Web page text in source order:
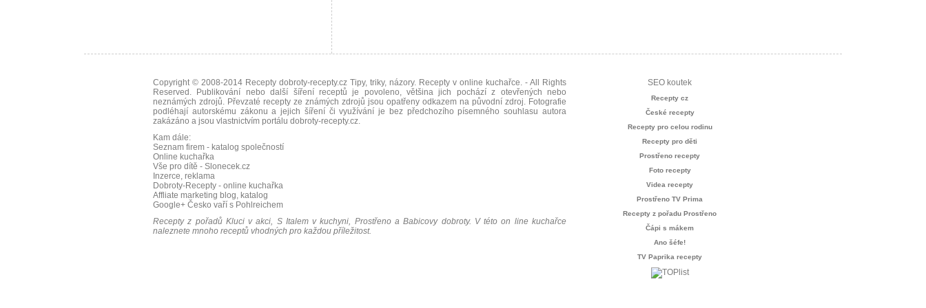
Copyright © 2008-2014 Recepty dobroty-recepty.cz Tipy, triky, názory. Recepty v online kuchařce. - All Rights
Reserved. Publikování nebo další šíření receptů je povoleno, většina jich pochází z otevřených nebo
neznámých zdrojů. Převzaté recepty ze známých zdrojů jsou opatřeny odkazem na původní zdroj. Fotografie
podléhají autorskému zákonu a jejich šíření či využívání je bez předchozího písemného souhlasu autora
zakázáno a jsou vlastnictvím portálu dobroty-recepty.cz.
Kam dále:
Seznam firem - katalog společností
Online kuchařka
Vše pro dítě - Slonecek.cz
Inzerce, reklama
Dobroty-Recepty - online kuchařka
Affliate marketing blog, katalog
Google+ Česko vaří s Pohlreichem
Recepty z pořadů Kluci v akci, S Italem v kuchyni, Prostřeno a Babicovy dobroty. V této on line kuchařce
naleznete mnoho receptů vhodných pro každou příležitost.
SEO koutek
Recepty cz
České recepty
Recepty pro celou rodinu
Recepty pro děti
Prostřeno recepty
Foto recepty
Videa recepty
Prostřeno TV Prima
Recepty z pořadu Prostřeno
Čápi s mákem
Ano šéfe!
TV Paprika recepty